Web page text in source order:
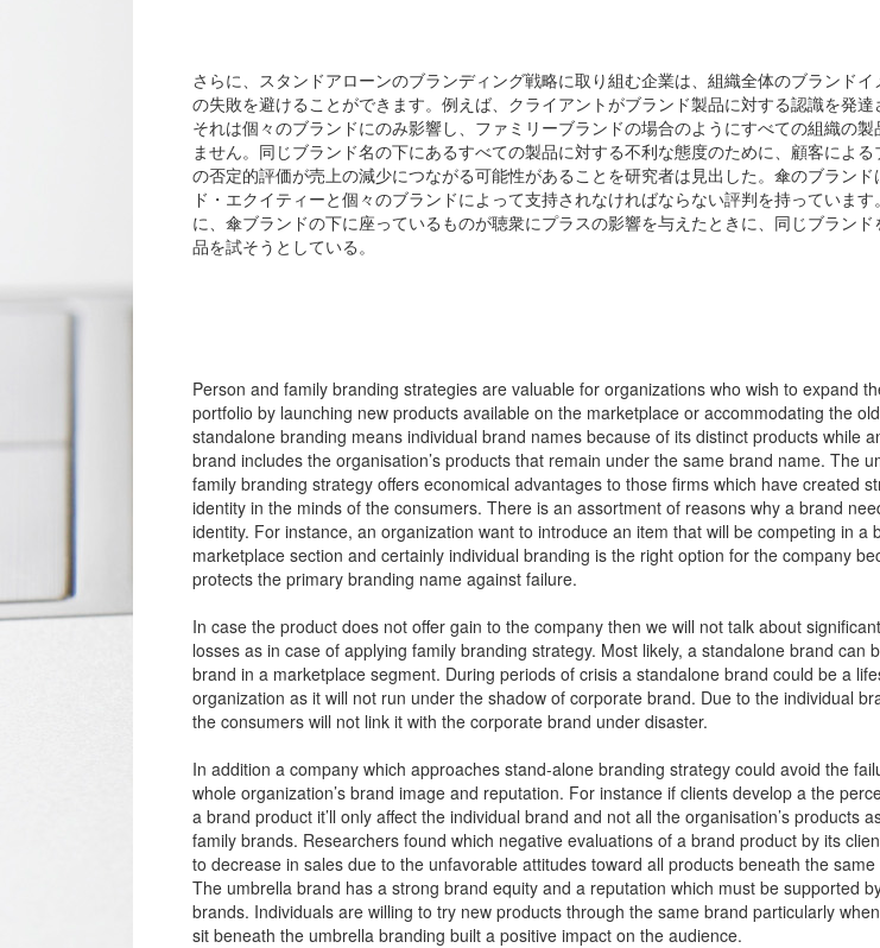
さらに、スタンドアローンのブランディング戦略に取り組む企業は、組織全体のブランドイ
の失敗を避けることができます。例えば、クライアントがブランド製品に対する認識を発達
それは個々のブランドにのみ影響し、ファミリーブランドの場合のようにすべての組織の製
ません。同じブランド名の下にあるすべての製品に対する不利な態度のために、顧客による
の否定的評価が売上の減少につながる可能性があることを研究者は見出した。傘のブランド
ド・エクイティーと個々のブランドによって支持されなければならない評判を持っていま
に、傘ブランドの下に座っているものが聴衆にプラスの影響を与えたときに、同じブランド
品を試そうとしている。
Person and family branding strategies are valuable for organizations who wish to expand
portfolio by launching new products available on the marketplace or accommodating the
standalone branding means individual brand names because of its distinct products while
brand includes the organisation’s products that remain under the same brand name. The
family branding strategy offers economical advantages to those firms which have created
identity in the minds of the consumers. There is an assortment of reasons why a brand
identity. For instance, an organization want to introduce an item that will be competing in a
marketplace section and certainly individual branding is the right option for the company
protects the primary branding name against failure.
In case the product does not offer gain to the company then we will not talk about
losses as in case of applying family branding strategy. Most likely, a standalone brand can
brand in a marketplace segment. During periods of crisis a standalone brand could be a
organization as it will not run under the shadow of corporate brand. Due to the individual
the consumers will not link it with the corporate brand under disaster.
In addition a company which approaches stand-alone branding strategy could avoid the
whole organization’s brand image and reputation. For instance if clients develop a the
a brand product it’ll only affect the individual brand and not all the organisation’s products
family brands. Researchers found which negative evaluations of a brand product by its
to decrease in sales due to the unfavorable attitudes toward all products beneath the
The umbrella brand has a strong brand equity and a reputation which must be supported
brands. Individuals are willing to try new products through the same brand particularly
sit beneath the umbrella branding built a positive impact on the audience.